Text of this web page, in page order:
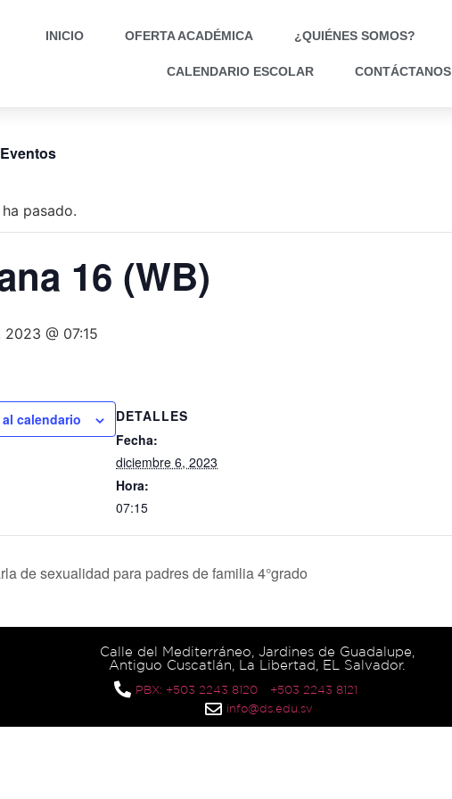
INICIO OFERTA ACADÉMICA ¿QUIÉNES SOMOS?
CALENDARIO ESCOLAR CONTÁCTANOS
pasado.
16 (WB)
@ 07:15
calendario
DETALLES
Fecha:
diciembre 6, 2023
Hora:
07:15
de sexualidad para padres de familia 4°grado
Calle del Mediterráneo, Jardines de Guadalupe,
Antiguo Cuscatlán, La Libertad, EL Salvador.
PBX: +503 2243 8120
+503 2243 8121
info@ds.edu.sv